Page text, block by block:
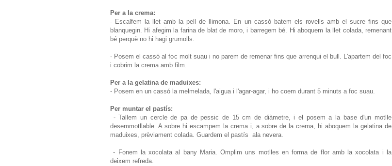
Per a la crema:
- Escalfem la llet amb la pell de llimona. En un cassó batem els rovells amb el sucre fins que
blanquegin. Hi afegim la farina de blat de moro, i barregem bé. Hi aboquem la llet colada, remenant
bé perquè no hi hagi grumolls.
- Posem el cassó al foc molt suau i no parem de remenar fins que arrenqui el bull. L'apartem del foc
i cobrim la crema amb film.
Per a la gelatina de maduixes:
- Posem en un cassó la melmelada, l'aigua i l'agar-agar, i ho coem durant 5 minuts a foc suau.
Per muntar el pastís:
- Tallem un cercle de pa de pessic de 15 cm de diàmetre, i el posem a la base d'un motlle
desemmotllable. A sobre hi escampem la crema i, a sobre de la crema, hi aboquem la gelatina de
maduixes, prèviament colada. Guardem el pastís ala nevera.
- Fonem la xocolata al bany Maria. Omplim uns motlles en forma de flor amb la xocolata i la
deixem refreda.